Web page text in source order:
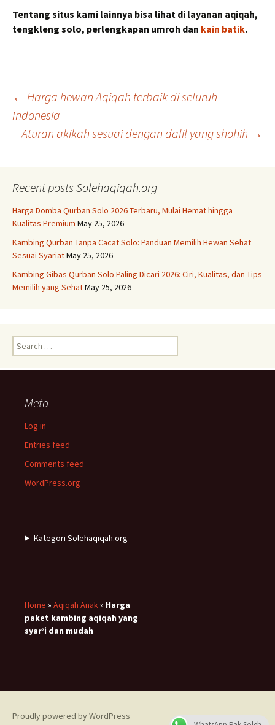
Tentang situs kami lainnya bisa lihat di layanan aqiqah,
tengkleng solo, perlengkapan umroh dan kain batik.
Post
navigation
← Harga hewan Aqiqah terbaik di seluruh
Indonesia
Aturan akikah sesuai dengan dalil yang shohih →
Recent posts Solehaqiqah.org
Harga Domba Qurban Solo 2026 Terbaru, Mulai Hemat hingga
Kualitas Premium May 25, 2026
Kambing Qurban Tanpa Cacat Solo: Panduan Memilih Hewan Sehat
Sesuai SyariatMay 25, 2026
Kambing Gibas Qurban Solo Paling Dicari 2026: Ciri, Kualitas, dan Tips
Memilih yang SehatMay 25, 2026
Search
for:
Meta
Log in
Entries feed
Comments feed
WordPress.org
Kategori Solehaqiqah.org
Home » Aqiqah Anak» Harga
paket kambing aqiqah yang
syar’i dan mudah
Proudly powered by WordPress